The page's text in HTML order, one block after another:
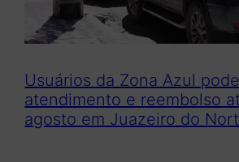
Usuários da Zona Azul
atendimento e reembolso
agosto em Juazeiro do